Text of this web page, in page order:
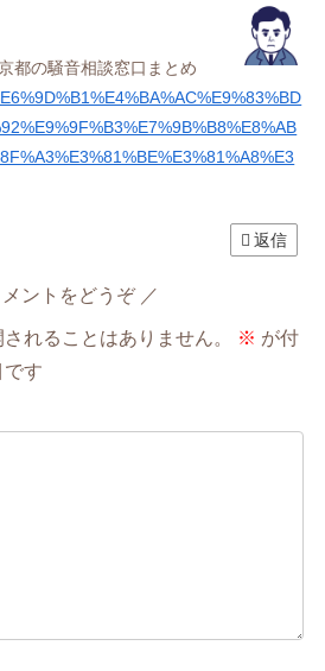
都の騒音相談窓口まとめ
返信
メントをどうぞ
れることはありません。 ※ が付
です